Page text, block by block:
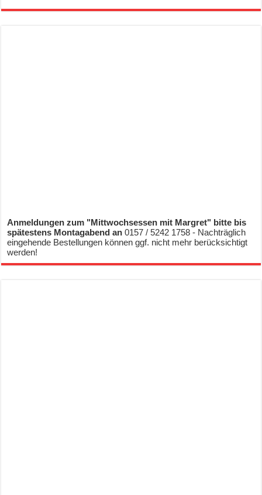
Anmeldungen zum "Mittwochsessen mit Margret" bitte bis
spätestens Montagabend an0157 / 5242 1758 - Nachträglich
eingehende Bestellungen können ggf. nicht mehr berücksichtigt
werden!